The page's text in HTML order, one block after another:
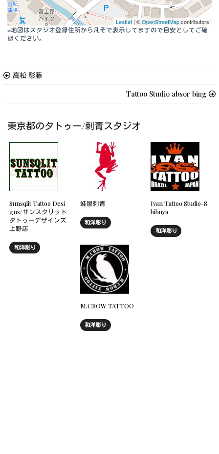
Leaflet | ©OpenStreetMapcontributors
※地図はスタジオ登録住所から凡そで表示してますので目安としてご確
認ください。
高松 彫藤
Tattoo Studio absor bing
東京都のタトゥー/刺青スタジオ
Sunsqlit Tattoo Desi
gns/サンスクリット
タトゥーデザインズ
上野店
和洋彫り
蛙屋刺青
和洋彫り
Ivan Tattoo Studio-S
hibuya
和洋彫り
M.CROW TATTOO
和洋彫り